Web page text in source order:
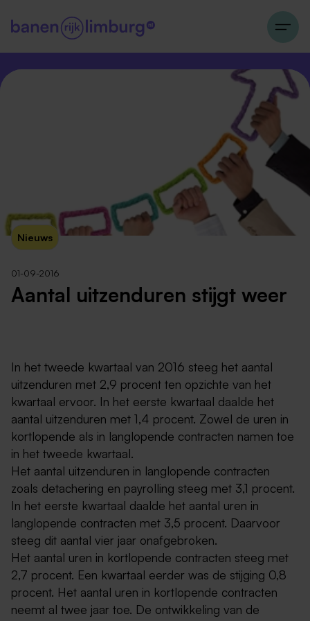
Nieuws
01-09-2016
Aantal uitzenduren stijgt weer
In het tweede kwartaal van 2016 steeg het aantal
uitzenduren met 2,9 procent ten opzichte van het
kwartaal ervoor. In het eerste kwartaal daalde het
aantal uitzenduren met 1,4 procent. Zowel de uren in
kortlopende als in langlopende contracten namen toe
in het tweede kwartaal.
Het aantal uitzenduren in langlopende contracten
zoals detachering en payrolling steeg met 3,1 procent.
In het eerste kwartaal daalde het aantal uren in
langlopende contracten met 3,5 procent. Daarvoor
steeg dit aantal vier jaar onafgebroken.
Het aantal uren in kortlopende contracten steeg met
2,7 procent. Een kwartaal eerder was de stijging 0,8
procent. Het aantal uren in kortlopende contracten
neemt al twee jaar toe. De ontwikkeling van de